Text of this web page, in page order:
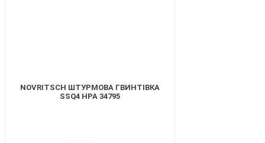
NOVRITSCH ШТУРМОВА ГВИНТІВКА
SSQ4 HPA 34795